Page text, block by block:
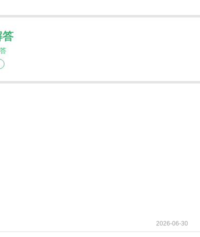
答
2026-06-30